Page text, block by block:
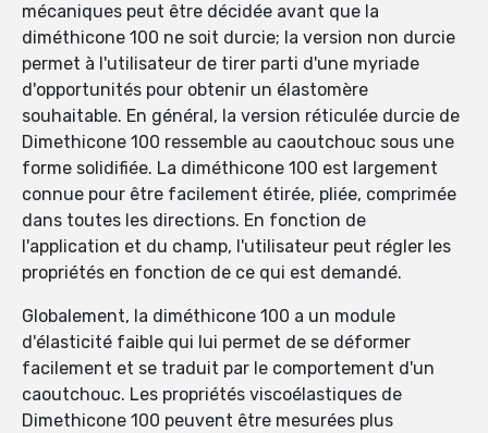
mécaniques peut être décidée avant que la
diméthicone 100 ne soit durcie; la version non durcie
permet à l'utilisateur de tirer parti d'une myriade
d'opportunités pour obtenir un élastomère
souhaitable. En général, la version réticulée durcie de
Dimethicone 100 ressemble au caoutchouc sous une
forme solidifiée. La diméthicone 100 est largement
connue pour être facilement étirée, pliée, comprimée
dans toutes les directions. En fonction de
l'application et du champ, l'utilisateur peut régler les
propriétés en fonction de ce qui est demandé.
Globalement, la diméthicone 100 a un module
d'élasticité faible qui lui permet de se déformer
facilement et se traduit par le comportement d'un
caoutchouc. Les propriétés viscoélastiques de
Dimethicone 100 peuvent être mesurées plus